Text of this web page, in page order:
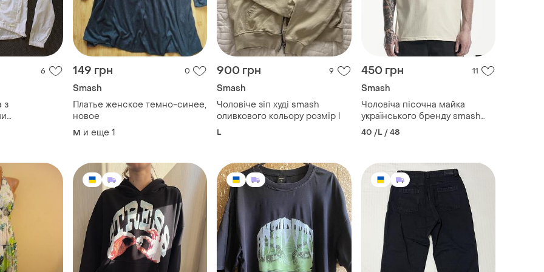
6
з
курточка
149 грн 0
Smash
Платье женское темно-синее,
новое
M и еще 1
900 грн 9
Smash
Чоловіче зіп худі smash
оливкового кольору розмір l
L
450 грн 11
Smash
Чоловіча пісочна майка
українського бренду smash
розмір l
40 /L / 48